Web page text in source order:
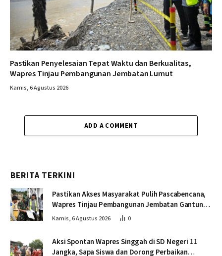
Pastikan Penyelesaian Tepat Waktu dan Berkualitas,
Wapres Tinjau Pembangunan Jembatan Lumut
Kamis, 6 Agustus 2026
ADD A COMMENT
BERITA TERKINI
Pastikan Akses Masyarakat Pulih Pascabencana,
Wapres Tinjau Pembangunan Jembatan Gantung
Kendawi
Kamis, 6 Agustus 2026 0
Aksi Spontan Wapres Singgah di SD Negeri 11
Jangka, Sapa Siswa dan Dorong Perbaikan